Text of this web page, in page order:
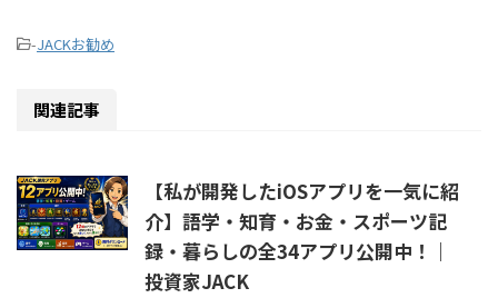
-JACKお勧め
関連記事
【私が開発したiOSアプリを一気に紹
介】語学・知育・お金・スポーツ記
録・暮らしの全34アプリ公開中！｜
投資家JACK